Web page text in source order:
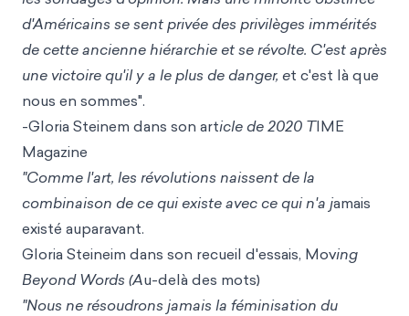
d'Américains se sent privée des privilèges immérités
de cette ancienne hiérarchie et se révolte. C'est après
une victoire qu'il y a le plus de danger, et c'est là que
nous en sommes".
-Gloria Steinem dans son article de 2020 TIME
Magazine
"Comme l'art, les révolutions naissent de la
combinaison de ce qui existe avec ce qui n'a jamais
existé auparavant.
Gloria Steineim dans son recueil d'essais, Moving
Beyond Words (Au-delà des mots)
"Nous ne résoudrons jamais la féminisation du